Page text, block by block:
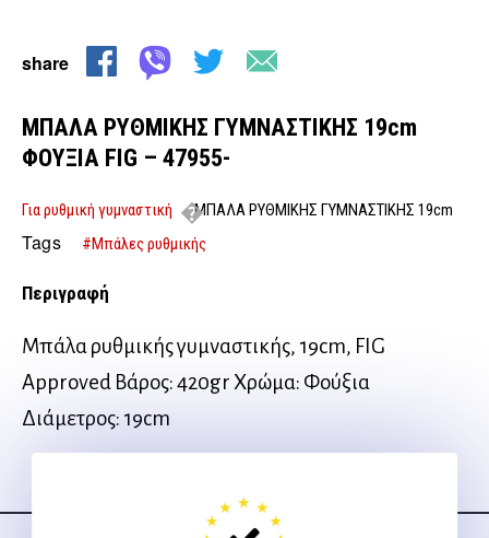
share
ΜΠΑΛΑ ΡΥΘΜΙΚΗΣ ΓΥΜΝΑΣΤΙΚΗΣ 19cm
ΦΟΥΞΙΑ FIG – 47955-
Για ρυθμική γυμναστική
ΜΠΑΛΑ ΡΥΘΜΙΚΗΣ ΓΥΜΝΑΣΤΙΚΗΣ 19cm
ΦΟΥΞΙΑ FIG – 47955-
Tags #Μπάλες ρυθμικής
Περιγραφή
Μπάλα ρυθμικής γυμναστικής, 19cm, FIG
Approved Βάρος: 420gr Χρώμα: Φούξια
Διάμετρος: 19cm
Ακολουθήστε μας
στα social media